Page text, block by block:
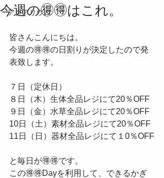
アクアリウム
今週の🉐🉐はこれ。
皆さんこんにちは。
今週の🉐🉐の日割りが決定したので発
表致します。
７日（定休日）
８日（木）生体全品レジにて20％OFF
９日（金）水草全品レジにて20％OFF
10日（土）素材全品レジにて20％OFF
11日（日）器材全品レジにて１0％OFF
と毎日が🉐🉐です。
この🉐🉐Dayを利用して、できるかぎ